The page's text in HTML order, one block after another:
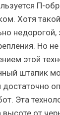
П-
Хотя
недорогой,
Но
этой
штапик
достаточно
Эта
высоте от